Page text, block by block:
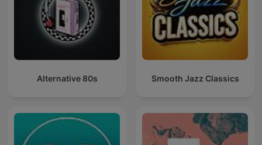
Alternative 80s Smooth Jazz Classics